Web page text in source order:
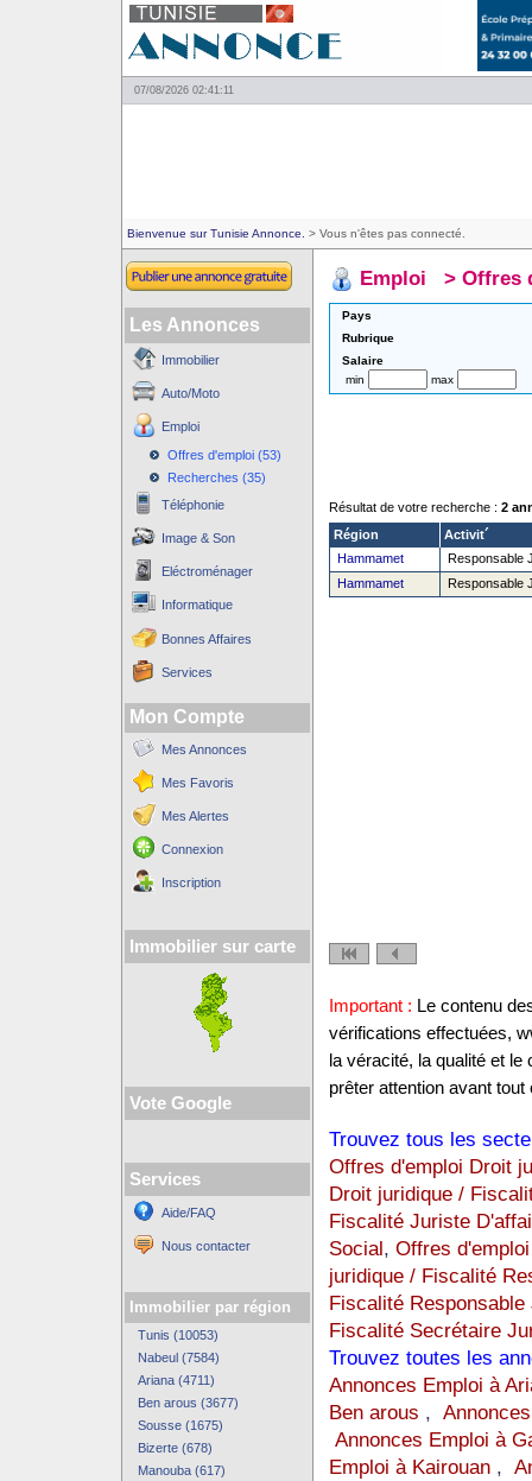
07/08/2026 02:41:11
Bienvenue sur Tunisie Annonce. > Vous n'êtes pas connecté.
Les Annonces
Immobilier
Auto/Moto
Emploi
Offres d'emploi (53)
Recherches (35)
Téléphonie
Image & Son
Eléctroménager
Informatique
Bonnes Affaires
Services
Mon Compte
Mes Annonces
Mes Favoris
Mes Alertes
Connexion
Inscription
Immobilier sur carte
Vote Google
Services
Aide/FAQ
Nous contacter
Immobilier par région
Tunis (10053)
Nabeul (7584)
Ariana (4711)
Ben arous (3677)
Sousse (1675)
Bizerte (678)
Manouba (617)
Emploi > Offres
Pays
Rubrique
Salaire
min
max
Résultat de votre recherche : 2
Région
Activit´
Hammamet
Responsable
Hammamet
Responsable
Important : Le contenu
vérifications effectuées,
la véracité, la qualité et
prêter attention avant tout
Trouvez tous les
Offres d'emploi Droit
Droit juridique /
Fiscalité Juriste
Social, Offres
juridique / Fiscalité
Fiscalité Responsable
Fiscalité Secrétaire
Trouvez toutes les
Annonces Emploi à
Ben arous ,
Annonces Emploi à
Emploi à Kairouan,